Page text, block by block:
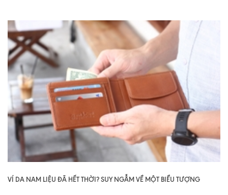
VÍ DA NAM LIỆU ĐÃ HẾT THỜI? SUY NGẪM VỀ MỘT BIỂU TƯỢNG